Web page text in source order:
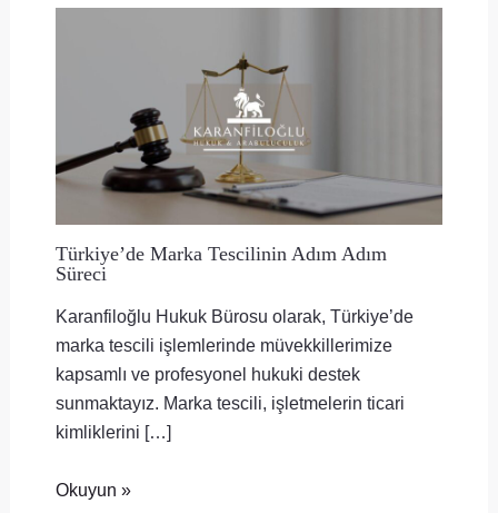
Türkiye’de Marka Tescilinin Adım Adım
Süreci
Karanfiloğlu Hukuk Bürosu olarak, Türkiye’de
marka tescili işlemlerinde müvekkillerimize
kapsamlı ve profesyonel hukuki destek
sunmaktayız. Marka tescili, işletmelerin ticari
kimliklerini […]
Okuyun »